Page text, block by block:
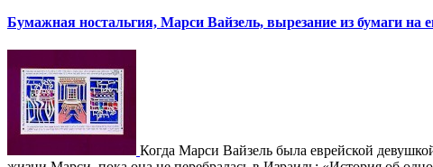
Бумажная ностальгия, Марси Вайзель, вырезание из бумаги
Когда Марси Вайзель была еврейской